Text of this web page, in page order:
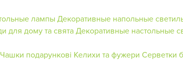
лампыДекоративные напольные
для дому та святаДекоративные настольные
Чашки подарункові Келихи та фужери Серветки